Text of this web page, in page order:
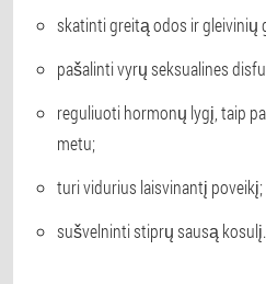
skatinti greitą odos ir gleivinių
pašalinti vyrų seksualines
reguliuoti hormonų lygį, taip
metu;
turi vidurius laisvinantį poveikį;
sušvelninti stiprų sausą kosulį.